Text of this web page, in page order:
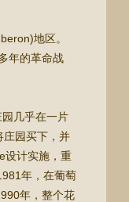
地区。
年的革命战
几乎在一片
庄园买下，并
设计实施，重
年，在葡萄
年，整个花